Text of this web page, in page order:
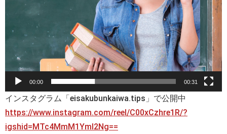
00:00 00:31
インスタグラム「eisakubunkaiwa.tips」で公開中
https://www.instagram.com/reel/C00xCzhre1R/?
igshid=MTc4MmM1YmI2Ng==